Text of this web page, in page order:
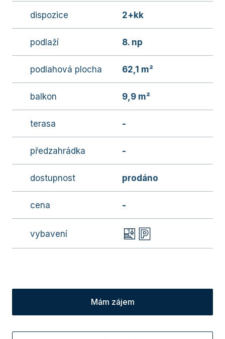
dispozice 2+kk
podlaží 8. np
podlahová plocha 62,1 m²
balkon 9,9 m²
terasa -
předzahrádka -
dostupnost prodáno
cena -
vybavení
Mám zájem